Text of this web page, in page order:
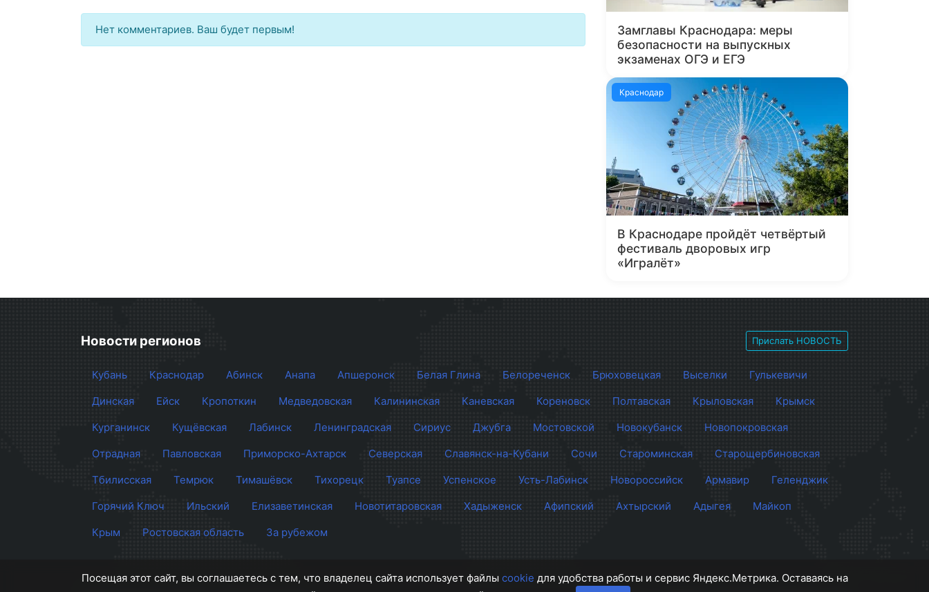
Нет комментариев. Ваш будет первым!
Замглавы Краснодара: меры
безопасности на выпускных
экзаменах ОГЭ и ЕГЭ
Краснодар
В Краснодаре пройдёт четвёртый
фестиваль дворовых игр
«Игралёт»
Новости регионов Прислать НОВОСТЬ
Кубань Краснодар Абинск Анапа Апшеронск Белая Глина Белореченск Брюховецкая Выселки
Гулькевичи
Динская
Ейск Кропоткин Медведовская Калининская Каневская Кореновск Полтавская Крыловская
Крымск
Курганинск
Кущёвская Лабинск Ленинградская Сириус Джубга Мостовской Новокубанск
Новопокровская
Отрадная
Павловская Приморско-Ахтарск Северская Славянск-на-Кубани Сочи Староминская
Старощербиновская
Тбилисская
Темрюк Тимашёвск Тихорецк Туапсе Успенское Усть-Лабинск Новороссийск Армавир
Геленджик
Горячий Ключ
Ильский Елизаветинская Новотитаровская Хадыженск Афипский Ахтырский Адыгея
Майкоп
Крым
Ростовская область За рубежом
Посещая этот сайт, вы соглашаетесь с тем, что владелец сайта использует файлы cookie для удобства работы и сервис Яндекс.Метрика. Оставаясь на